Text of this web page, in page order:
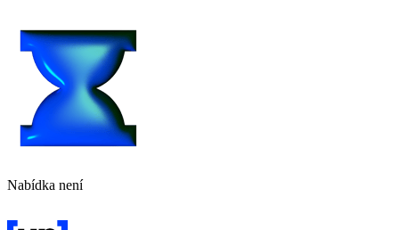
Nabídka není